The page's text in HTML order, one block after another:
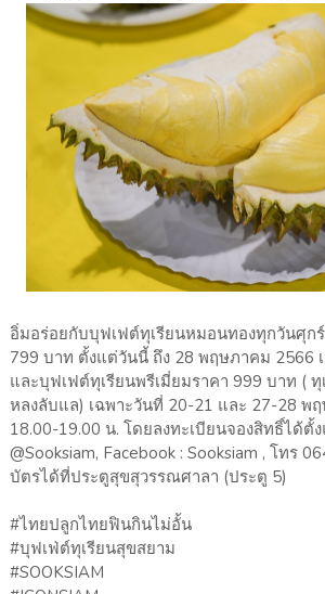
อิ่มอร่อยกับบุฟเฟต์ทุเรียนหมอนทองทุกวันศุกร์
799 บาท ตั้งแต่วันนี้ ถึง 28 พฤษภาคม 2566
และบุฟเฟต์ทุเรียนพรีเมี่ยมราคา 999 บาท (
หลงลับแล) เฉพาะวันที่ 20-21 และ 27-28 พ
18.00-19.00 น. โดยลงทะเบียนจองสิทธิ์ได้ตั้
@Sooksiam, Facebook : Sooksiam , โทร
บัตรได้ที่ประตูสุขสุวรรณศาลา (ประตู 5)
#ไทยปลูกไทยฟินกินไม่อั้น
#บุฟเฟ่ต์ทุเรียนสุขสยาม
#SOOKSIAM